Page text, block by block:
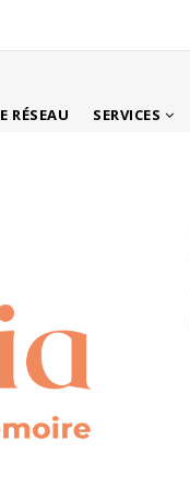
RÉSEAU SERVICES